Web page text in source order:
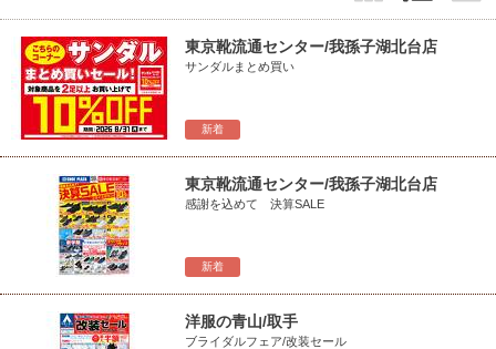
新着
東京靴流通センター/我孫子湖北台店
サンダルまとめ買い
新着
東京靴流通センター/我孫子湖北台店
感謝を込めて 決算SALE
洋服の青山/取手
ブライダルフェア/改装セール